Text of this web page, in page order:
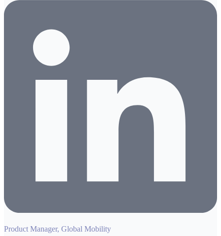
Product Manager, Global Mobility